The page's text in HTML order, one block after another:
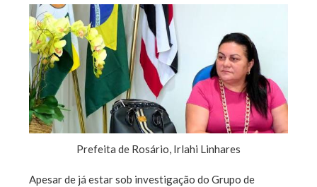
Prefeita de Rosário, Irlahi Linhares
Apesar de já estar sob investigação do Grupo de